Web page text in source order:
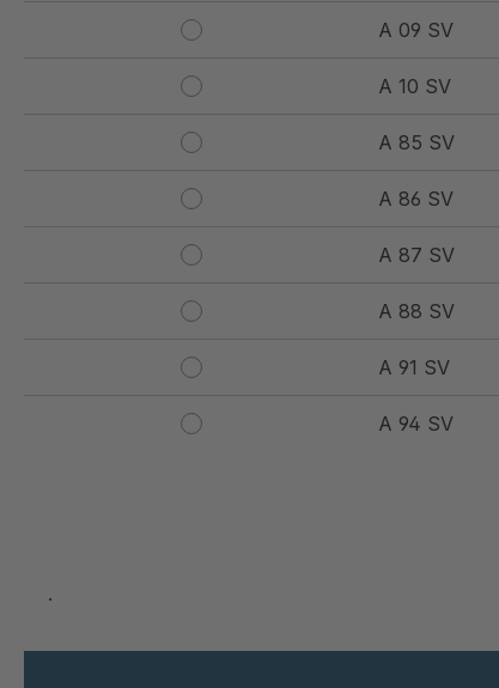
A 09 SV
A 10 SV
A 85 SV
A 86 SV
A 87 SV
A 88 SV
A 91 SV
A 94 SV
A 89 SV
.